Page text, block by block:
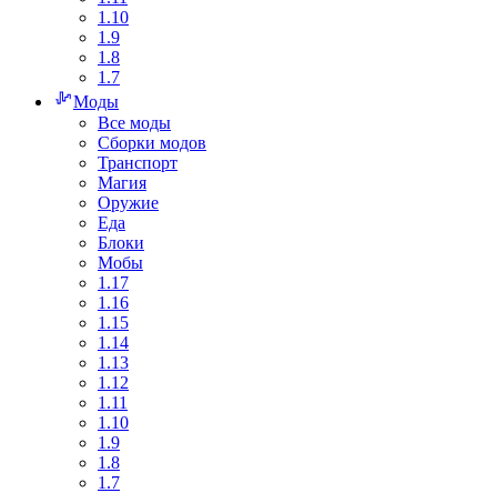
1.10
1.9
1.8
1.7
Моды
Все моды
Сборки модов
Транспорт
Магия
Оружие
Еда
Блоки
Мобы
1.17
1.16
1.15
1.14
1.13
1.12
1.11
1.10
1.9
1.8
1.7